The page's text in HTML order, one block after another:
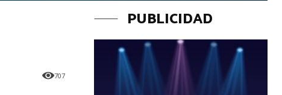
707
PUBLICIDAD